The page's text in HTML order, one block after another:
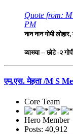
Quote from:
PM
नान नान गोपी
व्याख्या -- छोटे -२
एम.एस. मेहता /M S
Core Team
Hero Member
Posts: 40,912